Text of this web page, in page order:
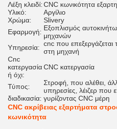
Λέξη κλειδί:CNC κωνικότητα
Υλικό:
Αργίλιο
Χρώμα:
Slivery
Εφαρμογή: Εξοπλισμός
μηχανών
Υπηρεσία: cnc που
στη μηχανή
Cnc
κατεργασία
ή όχι:
CNC κατεργασία
Τύπος:
Στροφή, που αλέθει,
υπηρεσίες, λέιζερ που
διαδικασία: γυρίζοντας CNC μέρη
CNC ακρίβειας εξαρτήματα
κωνικότητα